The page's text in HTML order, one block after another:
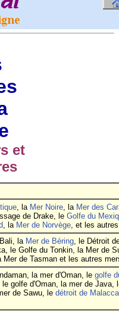
-
et
, la Mer Noire, la Mer des
de Drake, le Golfe du
, la Mer de Norvège, et les
la Mer de Béring, le Détroit
le Golfe du Tonkin, la Mer de
Mer de Tasman et les autres
la mer d'Oman, le golfe
le golfe d'Oman, la mer de Java,
de Sawu, le détroit de Malacca